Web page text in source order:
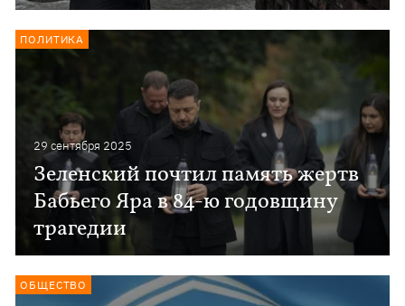
29 сентября 2025
Зеленский почтил память жертв
Бабьего Яра в 84-ю годовщину
трагедии
ПОЛИТИКА
ОБЩЕСТВО